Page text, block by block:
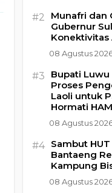
#2
Munafri dan
Gubernur
Konektivitas
08 Agustus
#3
Bupati
Proses
Laoli untuk
Hormati HAM
08 Agustus
#4 Sambut HUT
Bantaeng
Kampung
08 Agustus